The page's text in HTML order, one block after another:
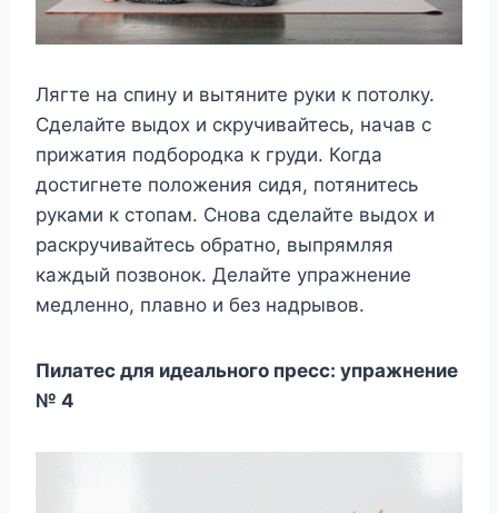
Лягте на спину и вытяните руки к потолку.
Сделайте выдох и скручивайтесь, начав с
прижатия подбородка к груди. Когда
достигнете положения сидя, потянитесь
руками к стопам. Снова сделайте выдох и
раскручивайтесь обратно, выпрямляя
каждый позвонок. Делайте упражнение
медленно, плавно и без надрывов.
Пилатес для идеального пресс: упражнение
№ 4